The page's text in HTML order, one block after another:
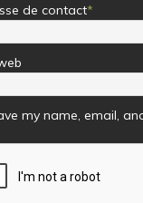
de contact*
my name, email,